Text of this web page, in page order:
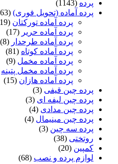
پرده (1143)
پرده آماده (تحویل فوری) (163)
پرده آماده تورکتان (19)
پرده آماده حریر
پرده آماده طرحدار
پرده آماده کوتاه (81)
پرده آماده مخمل (9)
پرده آماده مخمل پتینه (15)
پرده آماده هازان (15)
پرده چین قیفی (3)
پرده چین لیفه ای (3)
پرده چین مدادی (4)
پرده چین مینیمال (4)
پرده سه چین (3)
روتختی (38)
کمپین (20)
لوازم پرده و نصب (68)